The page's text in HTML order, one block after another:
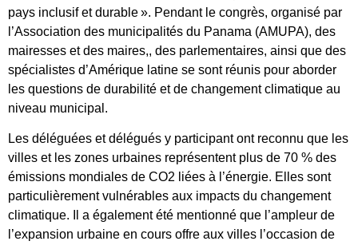
pays inclusif et durable ». Pendant le congrès, organisé par
l’Association des municipalités du Panama (AMUPA), des
mairesses et des maires,, des parlementaires, ainsi que des
spécialistes d’Amérique latine se sont réunis pour aborder
les questions de durabilité et de changement climatique au
niveau municipal.
Les déléguées et délégués y participant ont reconnu que les
villes et les zones urbaines représentent plus de 70 % des
émissions mondiales de CO2 liées à l’énergie. Elles sont
particulièrement vulnérables aux impacts du changement
climatique. Il a également été mentionné que l’ampleur de
l’expansion urbaine en cours offre aux villes l’occasion de